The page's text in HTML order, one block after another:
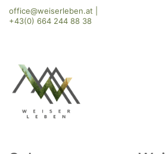
office@weiserleben.at
+43(0) 664 244 88 38